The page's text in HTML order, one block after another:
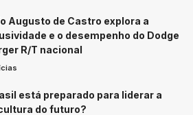
Augusto de Castro explora a
e o desempenho do Dodge
R/T nacional
está preparado para liderar a
do futuro?